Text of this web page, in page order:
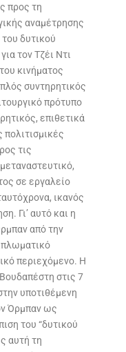
προς τη
αναμέτρησης
δυτικού
τον Τζέι Ντι
κινήματος
συντηρητικός
πρότυπο
επιθετικά
πολιτισμικές
τις
σε εργαλείο
ικανός
Γι’ αυτό και η
από την
περιεχόμενο. Η
στις 7
υποτιθέμενη
Όρμπαν ως
του “δυτικού
αυτή τη